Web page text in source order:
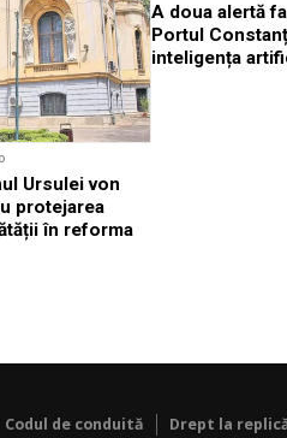
Ursulei von
protejarea
în reforma
A doua alertă
Portul
inteligența
Codul de conduită Drept la